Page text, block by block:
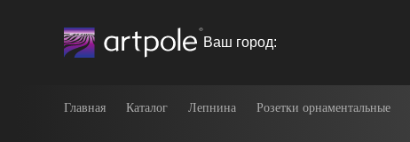
Ваш город:
Главная Каталог Лепнина Розетки орнаментальные